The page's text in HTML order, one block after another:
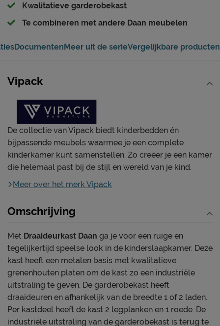
Kwalitatieve garderobekast
Te combineren met andere Daan meubelen
DocumentenMeer uit de serieVergelijkbare producten
Vipack
De collectie van Vipack biedt kinderbedden én
bijpassende meubels waarmee je een complete
kinderkamer kunt samenstellen. Zo creëer je een kamer
die helemaal past bij de stijl en wereld van je kind.
Meer over het merk Vipack
Omschrijving
Met Draaideurkast Daan ga je voor een ruige en
tegelijkertijd speelse look in de kinderslaapkamer. Deze
kast heeft een metalen basis met kwalitatieve
grenenhouten platen om de kast zo een industriële
uitstraling te geven. De garderobekast heeft
draaideuren en afhankelijk van de breedte 1 of 2 laden.
Per kastdeel heeft de kast 2 legplanken en 1 roede. De
industriële uitstraling van de garderobekast is terug te